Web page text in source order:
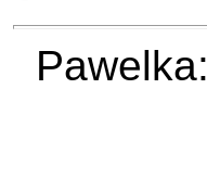
Pawelka: